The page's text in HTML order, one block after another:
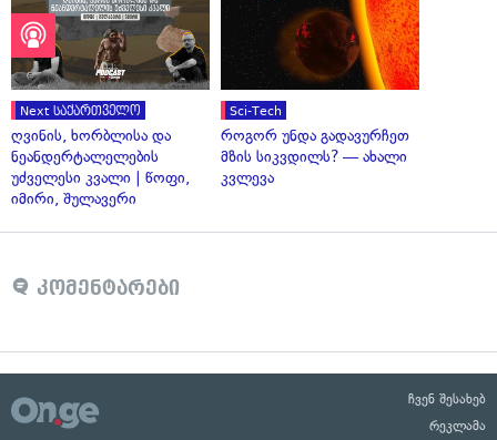
Next საქართველო
ღვინის, ხორბლისა და
ნეანდერტალელების
უძველესი კვალი | წოფი,
იმირი, შულავერი
Sci-Tech
როგორ უნდა გადავურჩეთ
მზის სიკვდილს? — ახალი
კვლევა
კომენტარები
ჩვენ შესახებ
რეკლამა